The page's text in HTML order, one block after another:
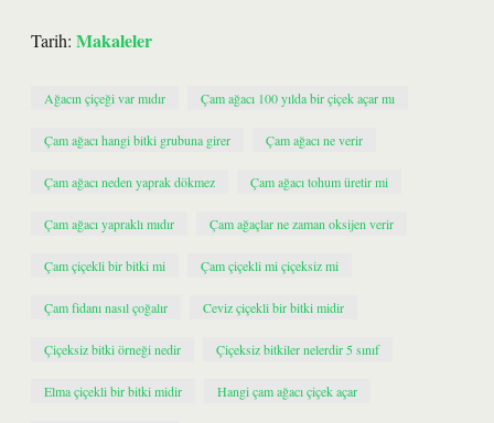
Tarih: Makaleler
Ağacın çiçeği var mıdır Çam ağacı 100 yılda bir çiçek açar mı
Çam ağacı hangi bitki grubuna girer Çam ağacı ne verir
Çam ağacı neden yaprak dökmez Çam ağacı tohum üretir mi
Çam ağacı yapraklı mıdır Çam ağaçlar ne zaman oksijen verir
Çam çiçekli bir bitki mi Çam çiçekli mi çiçeksiz mi
Çam fidanı nasıl çoğalır Ceviz çiçekli bir bitki midir
Çiçeksiz bitki örneği nedir Çiçeksiz bitkiler nelerdir 5 sınıf
Elma çiçekli bir bitki midir Hangi çam ağacı çiçek açar